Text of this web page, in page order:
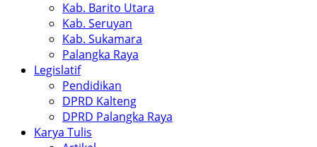
Kab. Barito Utara
Kab. Seruyan
Kab. Sukamara
Palangka Raya
Legislatif
Pendidikan
DPRD Kalteng
DPRD Palangka Raya
Karya Tulis